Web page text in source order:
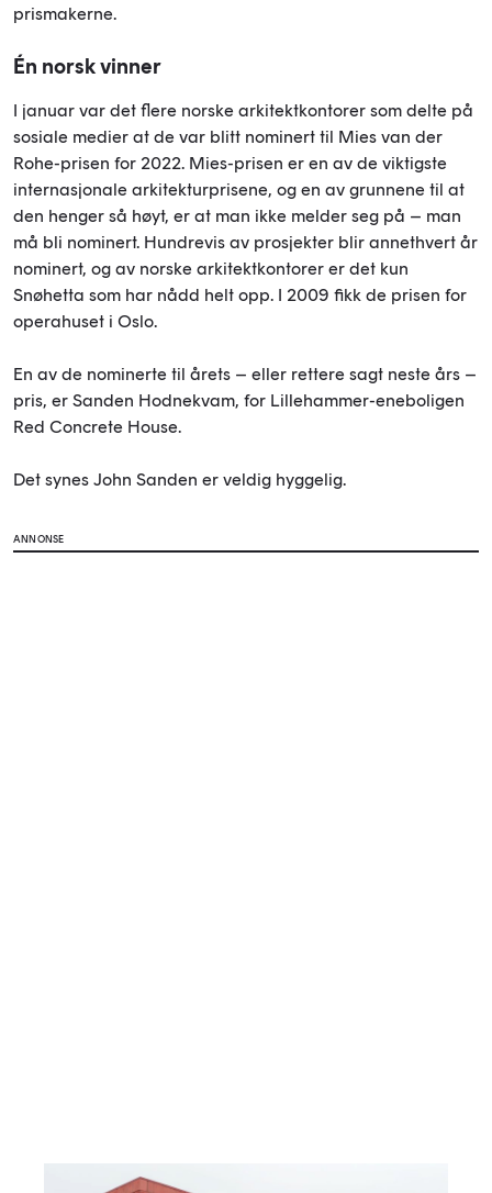
prismakerne.
Én norsk vinner
I januar var det flere norske arkitektkontorer som delte på
sosiale medier at de var blitt nominert til Mies van der
Rohe-prisen for 2022. Mies-prisen er en av de viktigste
internasjonale arkitekturprisene, og en av grunnene til at
den henger så høyt, er at man ikke melder seg på – man
må bli nominert. Hundrevis av prosjekter blir annethvert år
nominert, og av norske arkitektkontorer er det kun
Snøhetta som har nådd helt opp. I 2009 fikk de prisen for
operahuset i Oslo.
En av de nominerte til årets – eller rettere sagt neste års –
pris, er Sanden Hodnekvam, for Lillehammer-eneboligen
Red Concrete House.
Det synes John Sanden er veldig hyggelig.
ANNONSE